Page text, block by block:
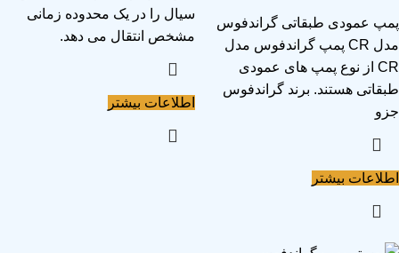
پمپ عمودی طبقاتی گراندفوس
مدل CR پمپ گراندفوس مدل
CR از نوع پمپ های عمودی
طبقاتی هستند. برند گراندفوس
جزو
اطلاعات بیشتر
سیال را در یک محدوده زمانی
مشخص انتقال می دهد.
اطلاعات بیشتر